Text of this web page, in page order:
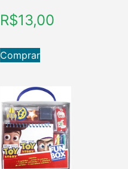
R$13,00
Comprar